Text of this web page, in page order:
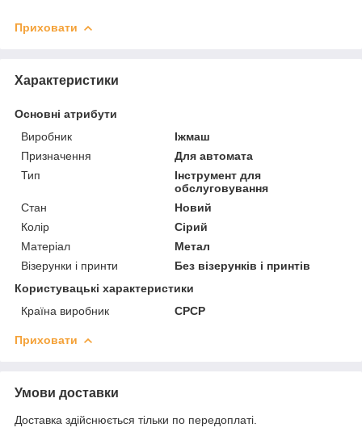
Приховати
Характеристики
Основні атрибути
Виробник
Іжмаш
Призначення
Для автомата
Тип
Інструмент для
обслуговування
Стан
Новий
Колір
Сірий
Матеріал
Метал
Візерунки і принти
Без візерунків і принтів
Користувацькі характеристики
Країна виробник
СРСР
Приховати
Умови доставки
Доставка здійснюється тільки по передоплаті.